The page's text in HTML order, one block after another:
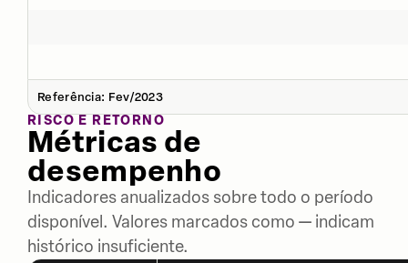
Referência: Fev/2023
RISCO E RETORNO
Métricas de
desempenho
Indicadores anualizados sobre todo o período
disponível. Valores marcados como — indicam
histórico insuficiente.